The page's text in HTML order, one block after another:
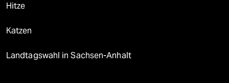
Hitze
Katzen
Landtagswahl in Sachsen-Anhalt